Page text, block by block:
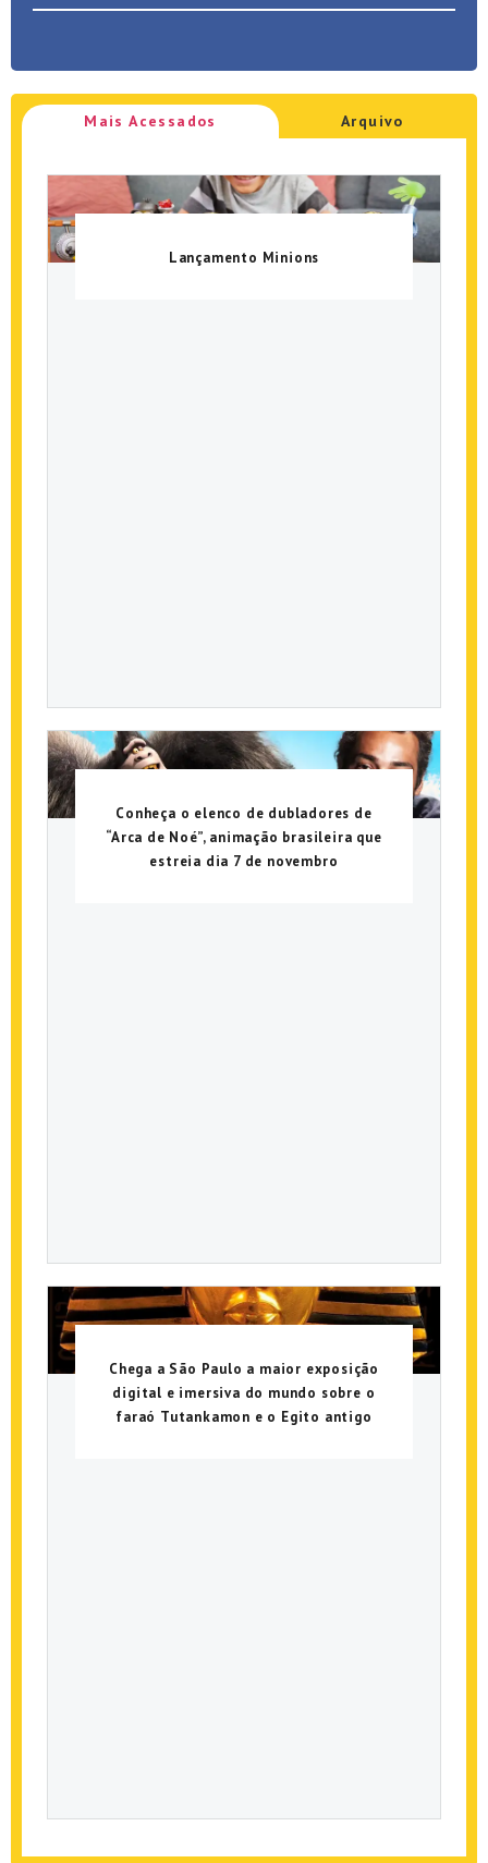
Mais Acessados Arquivo
Lançamento Minions
Conheça o elenco de dubladores de
“Arca de Noé”, animação brasileira que
estreia dia 7 de novembro
Chega a São Paulo a maior exposição
digital e imersiva do mundo sobre o
faraó Tutankamon e o Egito antigo